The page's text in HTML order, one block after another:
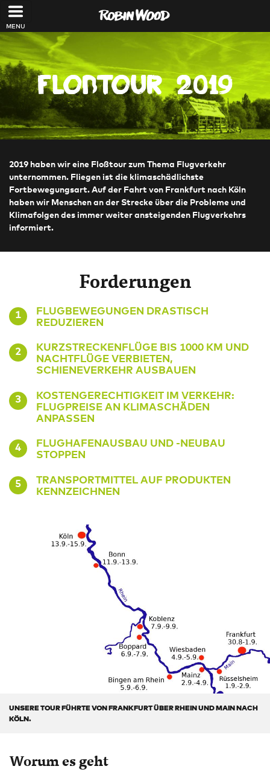
Direkt zum Inhalt
Floßtour 2019
2019 haben wir eine Floßtour zum Thema Flugverkehr
unternommen. Fliegen ist die klimaschädlichste
Fortbewegungsart. Auf der Fahrt von Frankfurt nach Köln
haben wir Menschen an der Strecke über die Probleme und
Klimafolgen des immer weiter ansteigenden Flugverkehrs
informiert.
Forderungen
1
FLUGBEWEGUNGEN DRASTISCH
REDUZIEREN
2
KURZSTRECKENFLÜGE BIS 1000 KM UND
NACHTFLÜGE VERBIETEN,
SCHIENEVERKEHR AUSBAUEN
3
KOSTENGERECHTIGKEIT IM VERKEHR:
FLUGPREISE AN KLIMASCHÄDEN
ANPASSEN
4
FLUGHAFENAUSBAU UND -NEUBAU
STOPPEN
5
TRANSPORTMITTEL AUF PRODUKTEN
KENNZEICHNEN
UNSERE TOUR FÜHRTE VON FRANKFURT ÜBER RHEIN UND MAIN NACH
KÖLN.
Worum es geht